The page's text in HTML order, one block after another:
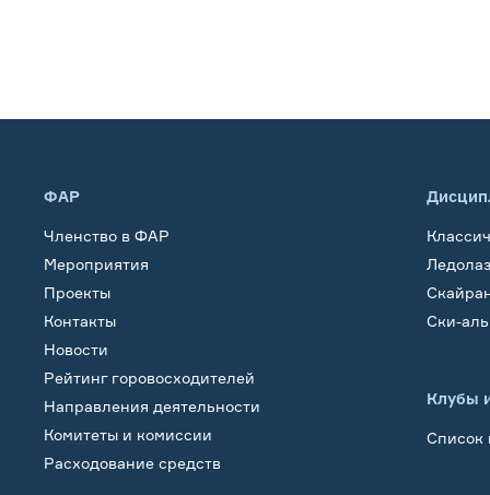
ФАР
Членство в ФАР
Мероприятия
Проекты
Контакты
Новости
Рейтинг горовосходителей
Направления деятельности
Комитеты и комиссии
Расходование средств
Ски-
Клубы
Список